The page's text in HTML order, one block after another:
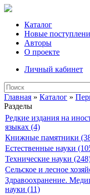
Каталог
Новые
Авторы
О проекте
Личный кабинет
Главная » Каталог »
Разделы
Редкие издания на
языках (4)
Книжные памятники
Естественные науки
Технические науки
Сельское и лесное
Здравоохранение.
науки (11)